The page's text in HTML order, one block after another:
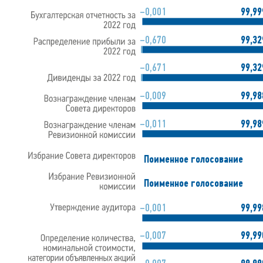
–0,001
–0,670
–0,671
–0,009
–0,011
–0,001
–0,007
Поименное голосование
Поименное голосование